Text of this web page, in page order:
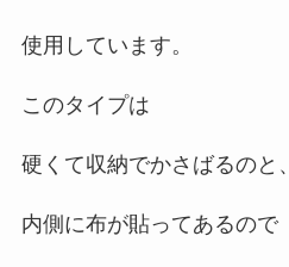
使用しています。
このタイプは
硬くて収納でかさばるのと、
内側に布が貼ってあるので